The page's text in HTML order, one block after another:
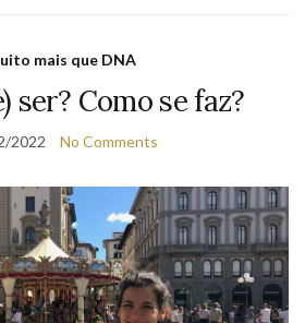
mais que DNA
ser? Como se faz?
2022 No Comments